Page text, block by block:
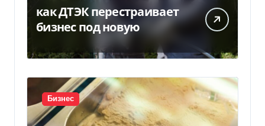
как ДТЭК перестраивает
бизнес под новую
Бизнес